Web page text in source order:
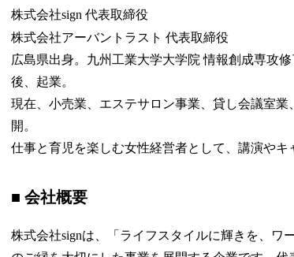
株式会社sign 代表取締役
株式会社アーバントラスト 代表取締役
広島県出身。九州工業大学大学院 情報創成専攻
後、起業。
現在、小売業、エステサロン事業、貸し会議室
開。
仕事と育児を楽しむ女性経営者として、講演やキ
■ 会社概要
株式会社signは、「ライフスタイルに輝きを、ワ